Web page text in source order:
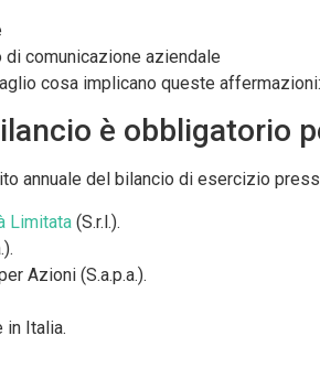
di comunicazione aziendale
cosa implicano queste affermazioni:
è obbligatorio
annuale del bilancio di esercizio
Limitata (S.r.l.).
Azioni (S.a.p.a.).
in Italia.